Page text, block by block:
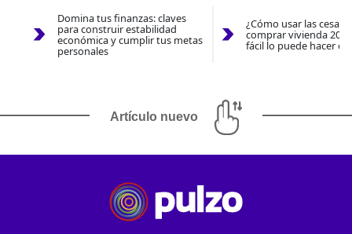
Domina tus finanzas: claves
para construir estabilidad
económica y cumplir tus metas
personales
¿Cómo usar las
comprar vivienda
fácil lo puede hacer
Artículo nuevo